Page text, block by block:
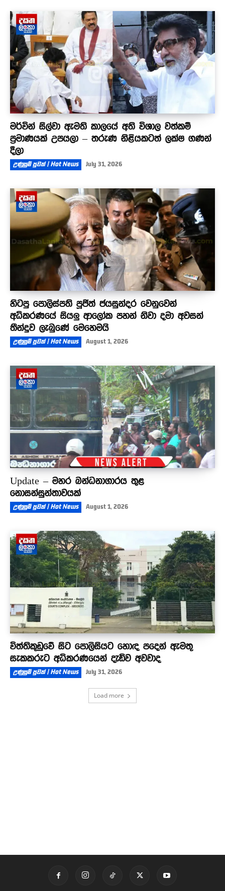
මර්වින් සිල්වා ඇමති කාලයේ අති විශාල වත්කම්
ප්‍රමාණයක් උපයලා – තරුණ නිළියකටත් ලක්ෂ ගණන්
දීලා
උණුසුම් පුවත් | Hot News July 31, 2026
හිටපු පොලිස්පති පූජිත් ජයසුන්දර වෙනුවෙන්
අධිකරණයේ සියලු ආලෝක පහන් නිවා දමා අවසන්
තීන්දුව ලැබුණේ මෙහෙමයි
උණුසුම් පුවත් | Hot News August 1, 2026
Update – මහර බන්ධනාගාරය තුළ
නොසන්සුන්තාවයක්
උණුසුම් පුවත් | Hot News August 1, 2026
විත්තිකූඩුවේ සිට පොලිසියට හොඳ පදෙන් ඇමතූ
සැකකරුට අධිකරණයෙන් දැඩිව අවවාද
උණුසුම් පුවත් | Hot News July 31, 2026
Load more